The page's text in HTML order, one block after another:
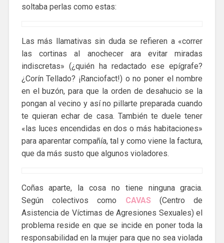
soltaba perlas como estas:
Las más llamativas sin duda se refieren a «correr
las cortinas al anochecer ara evitar miradas
indiscretas» (¿quién ha redactado ese epígrafe?
¿Corín Tellado? ¡Ranciofact!) o no poner el nombre
en el buzón, para que la orden de desahucio se la
pongan al vecino y así no pillarte preparada cuando
te quieran echar de casa. También te duele tener
«las luces encendidas en dos o más habitaciones»
para aparentar compañía, tal y como viene la factura,
que da más susto que algunos violadores.
Coñas aparte, la cosa no tiene ninguna gracia.
Según colectivos como CAVAS (Centro de
Asistencia de Víctimas de Agresiones Sexuales) el
problema reside en que se incide en poner toda la
responsabilidad en la mujer para que no sea violada